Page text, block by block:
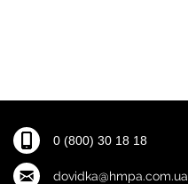
0 (800) 30 18 18
dovidka@hmpa.com.ua